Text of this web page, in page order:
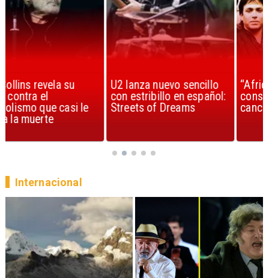
U2 lanza nuevo sencillo
con estribillo en español:
Streets of Dreams
“Africa” de Toto es
considerada la mejor
canción, según la ciencia
Internacional